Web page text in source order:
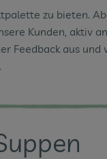
zu bieten.
Kunden,
Feedback aus